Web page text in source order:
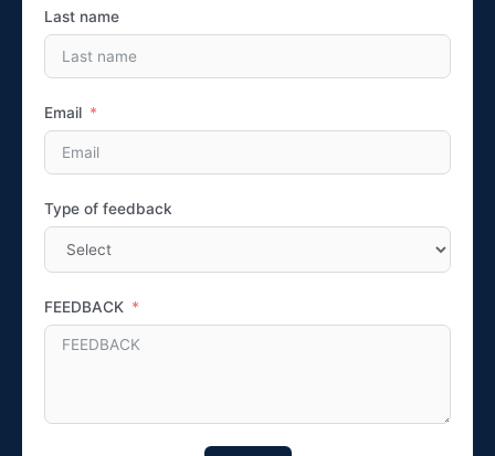
Last name
Email
Type of feedback
FEEDBACK